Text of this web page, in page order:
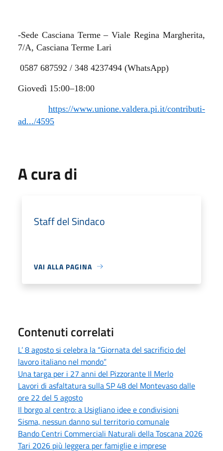
-Sede Casciana Terme – Viale Regina Margherita,
7/A, Casciana Terme Lari
0587 687592 / 348 4237494 (WhatsApp)
Giovedì 15:00–18:00
https://www.unione.valdera.pi.it/contributi-
ad.../4595
A cura di
Staff del Sindaco
VAI ALLA PAGINA
Contenuti correlati
L’ 8 agosto si celebra la “Giornata del sacrificio del
lavoro italiano nel mondo”
Una targa per i 27 anni del Pizzorante Il Merlo
Lavori di asfaltatura sulla SP 48 del Montevaso dalle
ore 22 del 5 agosto
Il borgo al centro: a Usigliano idee e condivisioni
Sisma, nessun danno sul territorio comunale
Bando Centri Commerciali Naturali della Toscana 2026
Tari 2026 più leggera per famiglie e imprese